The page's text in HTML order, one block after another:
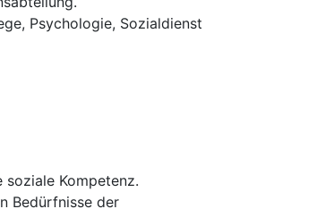
Psychologie, Sozialdienst
Kompetenz.
Bedürfnisse der